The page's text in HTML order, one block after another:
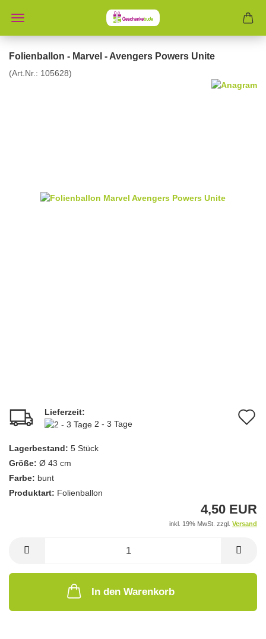
Folienballon - Marvel - Avengers Powers Unite
(Art.Nr.: 105628)
Lieferzeit:
2 - 3 Tage
Lagerbestand: 5 Stück
Größe: Ø 43 cm
Farbe: bunt
Produktart: Folienballon
4,50 EUR
inkl. 19% MwSt. zzgl. Versand
In den Warenkorb